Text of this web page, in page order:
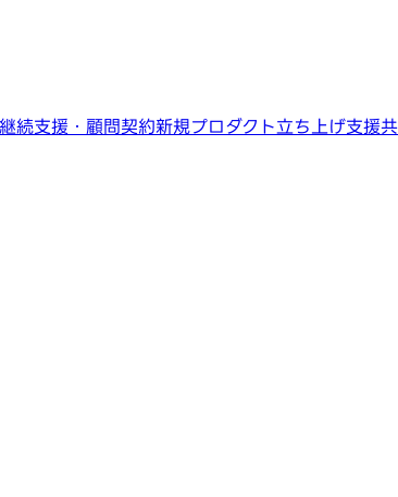
続支援・顧問契約新規プロダクト立ち上げ支援